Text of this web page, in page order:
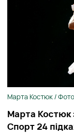
Марта Костюк /
Марта Костюк
Спорт 24